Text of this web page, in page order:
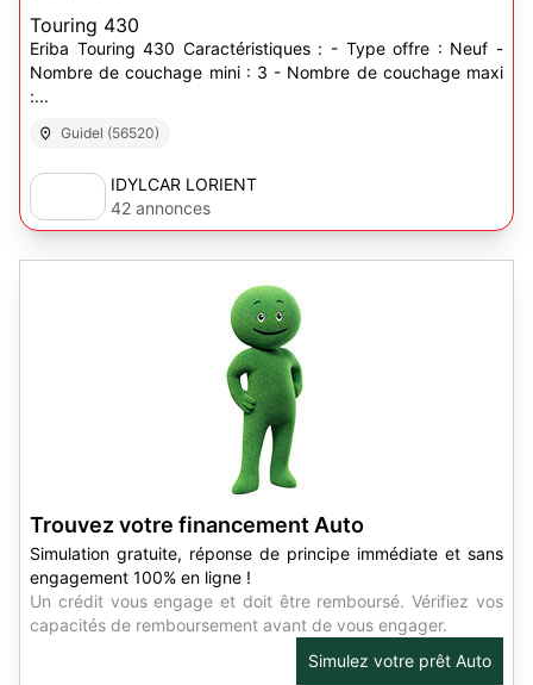
Touring 430
Eriba Touring 430 Caractéristiques : - Type offre : Neuf -
Nombre de couchage mini : 3 - Nombre de couchage maxi
:...
Guidel (56520)
IDYLCAR LORIENT
42 annonces
Trouvez votre financement Auto
Simulation gratuite, réponse de principe immédiate et sans
engagement 100% en ligne !
Un crédit vous engage et doit être remboursé. Vérifiez vos
capacités de remboursement avant de vous engager.
Simulez votre prêt Auto